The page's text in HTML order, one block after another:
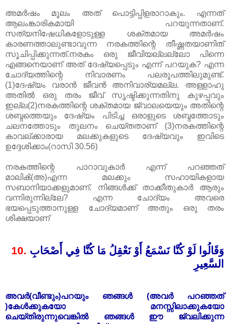
അമർഷം മൂലം അത് പൊട്ടിപ്പിളരാറാകും. എന്നത്
ആലംങ്കാരികമായി പറയുന്നതാണ്‌‌.
സത്യനിഷേധികളോടുള്ള ശക്തമായ അമർഷം
കാരണത്താലുണ്ടാവുന്ന നരകത്തിന്റെ തീഷ്ണതയാണിത്
സൂചിപ്പിക്കുന്നത്.നരകം ഒരു ജീവിയല്ലല്ലോ പിന്നെ
എങ്ങനെയാണ്‌‌ അത് ദേഷ്യപ്പെടും എന്ന് പറയുക? എന്ന
ചോദ്യത്തിന്റെ നിവാരണം പലരൂപത്തിലുമുണ്ട്.
(1)ദേഷ്യം വരാൻ ജീവൻ അനിവാര്യമല്ല. അള്ളാഹു
അതിൽ ഒരു തരം ജീവ് സൃ‌ഷ്ടിക്കുന്നതിനു കുഴപ്പവും
ഇല്ല(2)നരകത്തിന്റെ ശക്തമായ ജ്വാലയെയും അതിന്റെ
ശബ്ദത്തെയും ദേഷ്യം പിടിച്ച ഒരാളുടെ ശബ്ദത്തോടും
ചലനത്തോടും തുലനം ചെയ്തതാണ്‌ ‌(3)നരകത്തിന്റെ
കാവല്ക്കാരായ മലക്കുകളുടെ ദേഷ്യവും ഇവിടെ
ഉദ്ദേശിക്കാം(റാസി 30.56)
നരകത്തിന്റെ പാറാവുകാർ എന്ന് പറഞ്ഞത്
മാലിൿ(അ)എന്ന മലക്കും സഹായികളായ
സബാനിയാക്കളുമാണ്‌‌. നിങ്ങൾക്ക് താക്കീതുകാർ ആരും
വന്നിരുന്നില്ലേ? എന്ന ചോദ്യം അവരെ
ഭയപ്പെടുത്താനുള്ള ചോദ്യമാണ്‌‌ അതും ഒരു തരം
ശിക്ഷയാണ്‌‌
10. وَقَالُوا لَوْ كُنَّا نَسْمَعُ أَوْ نَعْقِلُ مَا كُنَّا فِي أَصْحَابِ
السَّعِيرِ
അവർ(വീണ്ടും)പറയും ഞങ്ങൾ (അവർ പറഞ്ഞത്
)കേൾക്കുകയോ മനസ്സിലാക്കുകയോ
ചെയ്തിരുന്നുവെങ്കിൽ ഞങ്ങൾ ഈ ജ്വലിക്കുന്ന